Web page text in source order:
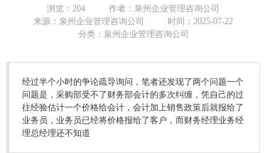
文化绩
降本增
浏览： 204
作者：泉州企业管理咨询公司
来源：泉州企业管理咨询公司
时间：2025-07-22
分类：泉州企业管理咨询公司
经过半个小时的争论疏导询问，笔者还发现了两个问题一个
问题是，采购部受不了财务部会计的多次纠缠，凭自己的过
往经验估计一个价格给会计，会计加上销售政策后就报给了
业务员，业务员已经将价格报给了客户，而财务经理业务经
理总经理还不知道